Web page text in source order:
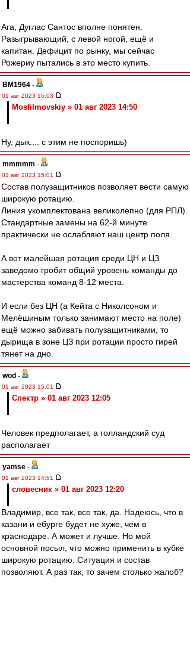
Ага, Дуглас Сантос вполне понятен.
Разыгрывающий, с левой ногой, ещё и
капитан. Дефицит по рынку, мы сейчас
Рожериу пытались в это место купить.
BM1964 -
01 авг 2023 15:03
Mosfilmovskiy » 01 авг 2023 14:50
Ну, дык.... с этим не поспоришь)
mmmmm -
01 авг 2023 15:01
Состав полузащитников позволяет вести самую
широкую ротацию.
Линия укомплектована великолепно (для РПЛ).
Стандартные замены на 62-й минуте
практически не ослабляют наш центр поля.
А вот малейшая ротация среди ЦН и ЦЗ
заведомо гробит общий уровень команды до
мастерства команд 8-12 места.
И если без ЦН (а Кейта с Николсоном и
Мелёшиным только занимают место на поле)
ещё можно забивать полузащитниками, то
дырища в зоне ЦЗ при ротации просто гирей
тянет на дно.
wod -
01 авг 2023 15:01
Спектр » 01 авг 2023 12:05
Человек предполагает, а голландский суд
располагает
yamse -
01 авг 2023 14:51
словесник » 01 авг 2023 12:20
Владимир, все так, все так, да. Надеюсь, что в
казани и ебурге будет не хуже, чем в
краснодаре. А может и лучше. Но мой
основной посыл, что можно применить в кубке
широкую ротацию. Ситуация и состав
позволяют. А раз так, то зачем столько жалоб?